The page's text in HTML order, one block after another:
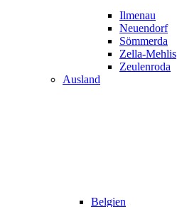
Ilmenau
Neuendorf
Sömmerda
Zella-Mehlis
Zeulenroda
Ausland
Belgien